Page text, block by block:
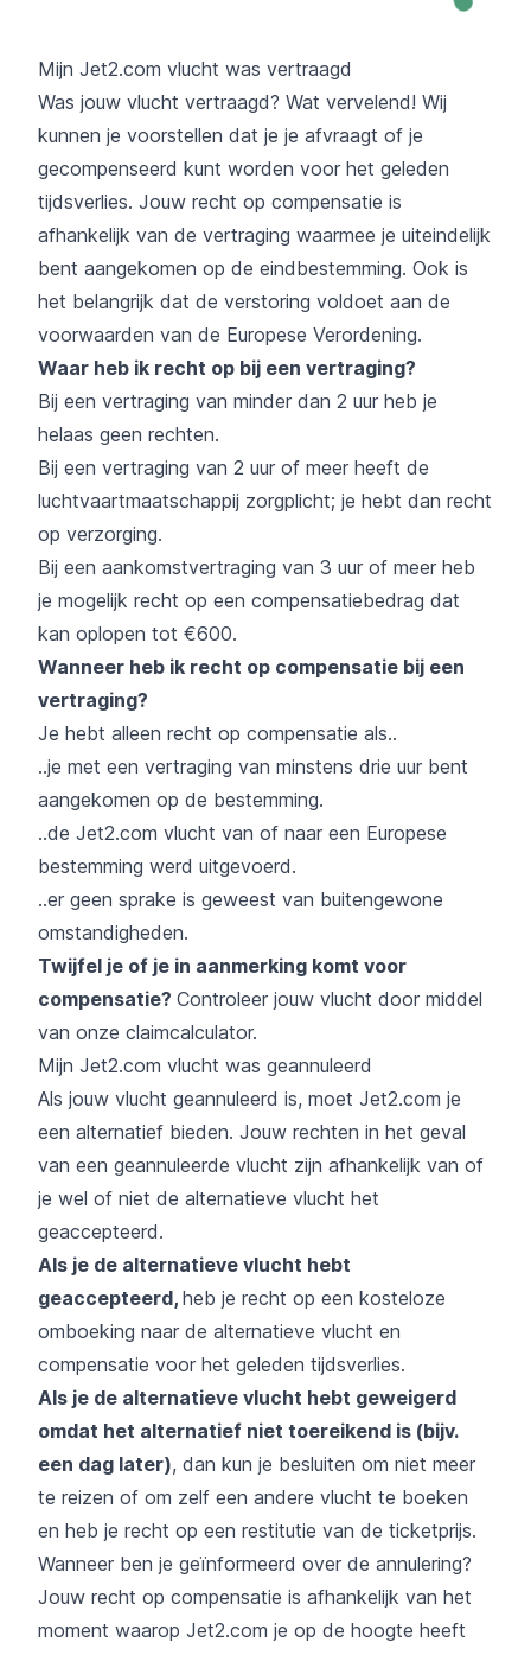
Mijn Jet2.com vlucht was vertraagd
Was jouw vlucht vertraagd? Wat vervelend! Wij
kunnen je voorstellen dat je je afvraagt of je
gecompenseerd kunt worden voor het geleden
tijdsverlies. Jouw recht op compensatie is
afhankelijk van de vertraging waarmee je uiteindelijk
bent aangekomen op de eindbestemming. Ook is
het belangrijk dat de verstoring voldoet aan de
voorwaarden van de Europese Verordening.
Waar heb ik recht op bij een vertraging?
Bij een vertraging van minder dan 2 uur heb je
helaas geen rechten.
Bij een vertraging van 2 uur of meer heeft de
luchtvaartmaatschappij zorgplicht; je hebt dan recht
op verzorging.
Bij een aankomstvertraging van 3 uur of meer heb
je mogelijk recht op een compensatiebedrag dat
kan oplopen tot €600.
Wanneer heb ik recht op compensatie bij een
vertraging?
Je hebt alleen recht op compensatie als..
..je met een vertraging van minstens drie uur bent
aangekomen op de bestemming.
..de Jet2.com vlucht van of naar een Europese
bestemming werd uitgevoerd.
..er geen sprake is geweest van buitengewone
omstandigheden.
Twijfel je of je in aanmerking komt voor
compensatie? Controleer jouw vlucht door middel
van onze claimcalculator.
Mijn Jet2.com vlucht was geannuleerd
Als jouw vlucht geannuleerd is, moet Jet2.com je
een alternatief bieden. Jouw rechten in het geval
van een geannuleerde vlucht zijn afhankelijk van of
je wel of niet de alternatieve vlucht het
geaccepteerd.
Als je de alternatieve vlucht hebt
geaccepteerd, heb je recht op een kosteloze
omboeking naar de alternatieve vlucht en
compensatie voor het geleden tijdsverlies.
Als je de alternatieve vlucht hebt geweigerd
omdat het alternatief niet toereikend is (bijv.
een dag later), dan kun je besluiten om niet meer
te reizen of om zelf een andere vlucht te boeken
en heb je recht op een restitutie van de ticketprijs.
Wanneer ben je geïnformeerd over de annulering?
Jouw recht op compensatie is afhankelijk van het
moment waarop Jet2.com je op de hoogte heeft